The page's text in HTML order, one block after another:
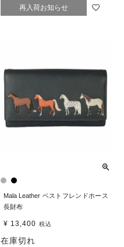
再入荷お知らせ
Mala Leather ベストフレンドホース
長財布
¥ 13,400 税込
在庫切れ